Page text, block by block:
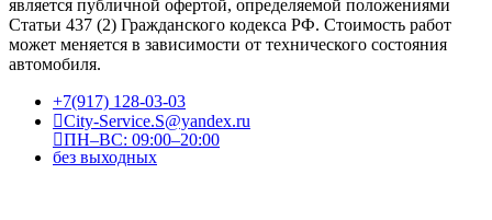
является публичной офертой, определяемой положениями
Статьи 437 (2) Гражданского кодекса РФ. Стоимость работ
может меняется в зависимости от технического состояния
автомобиля.
+7(917) 128-03-03
City-Service.S@yandex.ru
ПН–ВС: 09:00–20:00
без выходных